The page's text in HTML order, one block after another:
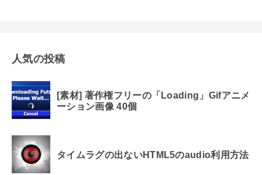
人気の投稿
[素材] 著作権フリーの「Loading」Gifアニメ
ーション画像 40個
タイムラグの出ないHTML5のaudio利用方法